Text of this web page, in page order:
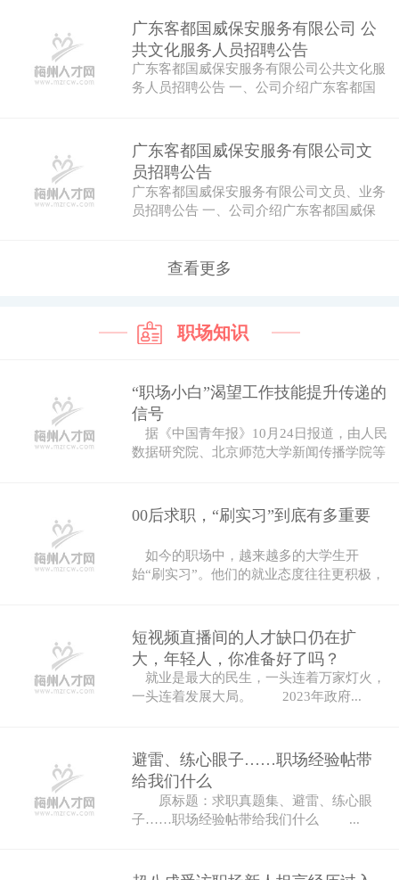
广东客都国威保安服务有限公司 公
共文化服务人员招聘公告
广东客都国威保安服务有限公司公共文化服
务人员招聘公告 一、公司介绍广东客都国
广东客都国威保安服务有限公司文
员招聘公告
广东客都国威保安服务有限公司文员、业务
员招聘公告 一、公司介绍广东客都国威保
查看更多
职场知识
“职场小白”渴望工作技能提升传递的
信号
据《中国青年报》10月24日报道，由人民
数据研究院、北京师范大学新闻传播学院等
00后求职，“刷实习”到底有多重要
如今的职场中，越来越多的大学生开
始“刷实习”。他们的就业态度往往更积极，
短视频直播间的人才缺口仍在扩
大，年轻人，你准备好了吗？
就业是最大的民生，一头连着万家灯火，
一头连着发展大局。 2023年政府...
避雷、练心眼子……职场经验帖带
给我们什么
原标题：求职真题集、避雷、练心眼
子……职场经验帖带给我们什么 ...